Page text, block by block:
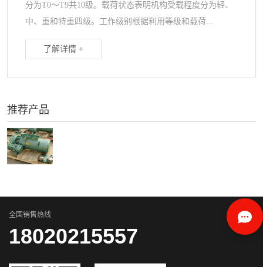
分为T0～T9共10级。载荷状态表明机构受载程度分为轻、
中、重和特重四级。工作级别根据利用等级和载荷...
了解详情 +
推荐产品
全国销售热线
18020215557